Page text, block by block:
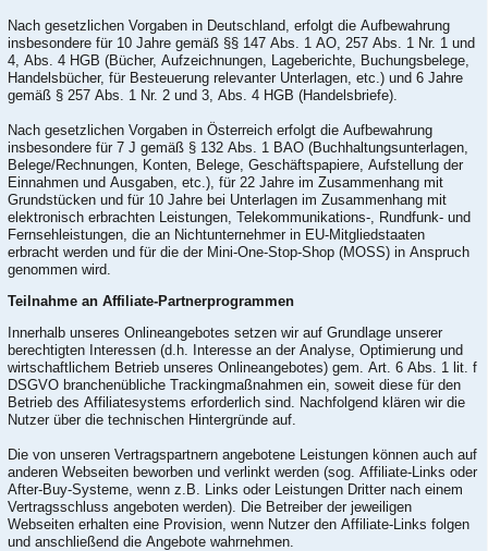
Nach gesetzlichen Vorgaben in Deutschland, erfolgt die Aufbewahrung
insbesondere für 10 Jahre gemäß §§ 147 Abs. 1 AO, 257 Abs. 1 Nr. 1 und
4, Abs. 4 HGB (Bücher, Aufzeichnungen, Lageberichte, Buchungsbelege,
Handelsbücher, für Besteuerung relevanter Unterlagen, etc.) und 6 Jahre
gemäß § 257 Abs. 1 Nr. 2 und 3, Abs. 4 HGB (Handelsbriefe).
Nach gesetzlichen Vorgaben in Österreich erfolgt die Aufbewahrung
insbesondere für 7 J gemäß § 132 Abs. 1 BAO (Buchhaltungsunterlagen,
Belege/Rechnungen, Konten, Belege, Geschäftspapiere, Aufstellung der
Einnahmen und Ausgaben, etc.), für 22 Jahre im Zusammenhang mit
Grundstücken und für 10 Jahre bei Unterlagen im Zusammenhang mit
elektronisch erbrachten Leistungen, Telekommunikations-, Rundfunk- und
Fernsehleistungen, die an Nichtunternehmer in EU-Mitgliedstaaten
erbracht werden und für die der Mini-One-Stop-Shop (MOSS) in Anspruch
genommen wird.
Teilnahme an Affiliate-Partnerprogrammen
Innerhalb unseres Onlineangebotes setzen wir auf Grundlage unserer
berechtigten Interessen (d.h. Interesse an der Analyse, Optimierung und
wirtschaftlichem Betrieb unseres Onlineangebotes) gem. Art. 6 Abs. 1 lit. f
DSGVO branchenübliche Trackingmaßnahmen ein, soweit diese für den
Betrieb des Affiliatesystems erforderlich sind. Nachfolgend klären wir die
Nutzer über die technischen Hintergründe auf.
Die von unseren Vertragspartnern angebotene Leistungen können auch auf
anderen Webseiten beworben und verlinkt werden (sog. Affiliate-Links oder
After-Buy-Systeme, wenn z.B. Links oder Leistungen Dritter nach einem
Vertragsschluss angeboten werden). Die Betreiber der jeweiligen
Webseiten erhalten eine Provision, wenn Nutzer den Affiliate-Links folgen
und anschließend die Angebote wahrnehmen.